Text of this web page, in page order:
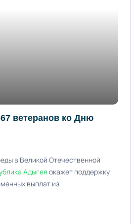
ветеранов ко Дню
в Великой Отечественной
Адыгея окажет поддержку
выплат из